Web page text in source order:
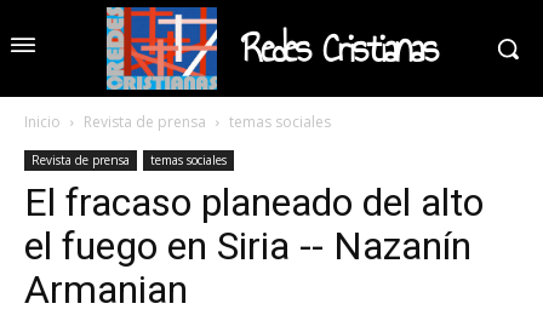
Redes Cristianas
Inicio Revista de prensa temas sociales
Revista de prensa temas sociales
El fracaso planeado del alto
el fuego en Siria -- Nazanín
Armanian